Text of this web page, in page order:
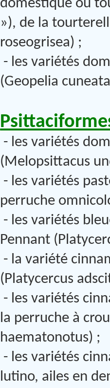
domestique ou
»), de la
roseogrisea) ;
- les variétés
(Geopelia
- les variétés
(Melopsittacus
- les variétés
perruche
- les variétés
Pennant
- la variété
(Platycercus
- les variétés
la perruche à
haematonotus) ;
- les variétés
lutino, ailes en